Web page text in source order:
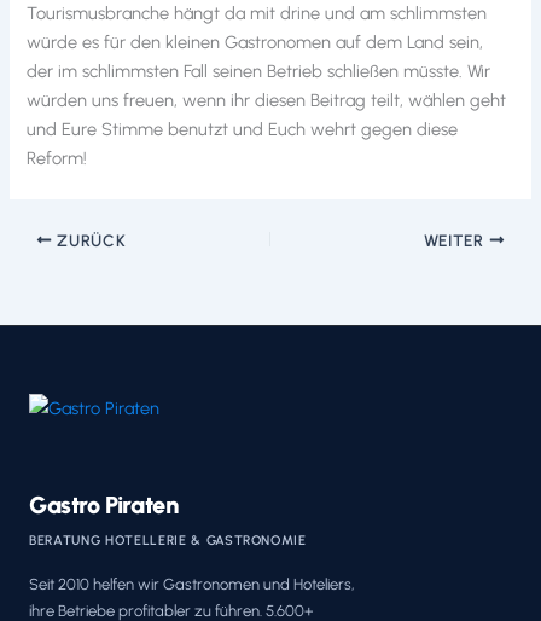
Tourismusbranche hängt da mit drine und am schlimmsten
würde es für den kleinen Gastronomen auf dem Land sein,
der im schlimmsten Fall seinen Betrieb schließen müsste. Wir
würden uns freuen, wenn ihr diesen Beitrag teilt, wählen geht
und Eure Stimme benutzt und Euch wehrt gegen diese
Reform!
ZURÜCK WEITER
Gastro Piraten
BERATUNG HOTELLERIE & GASTRONOMIE
Seit 2010 helfen wir Gastronomen und Hoteliers,
ihre Betriebe profitabler zu führen. 5.600+